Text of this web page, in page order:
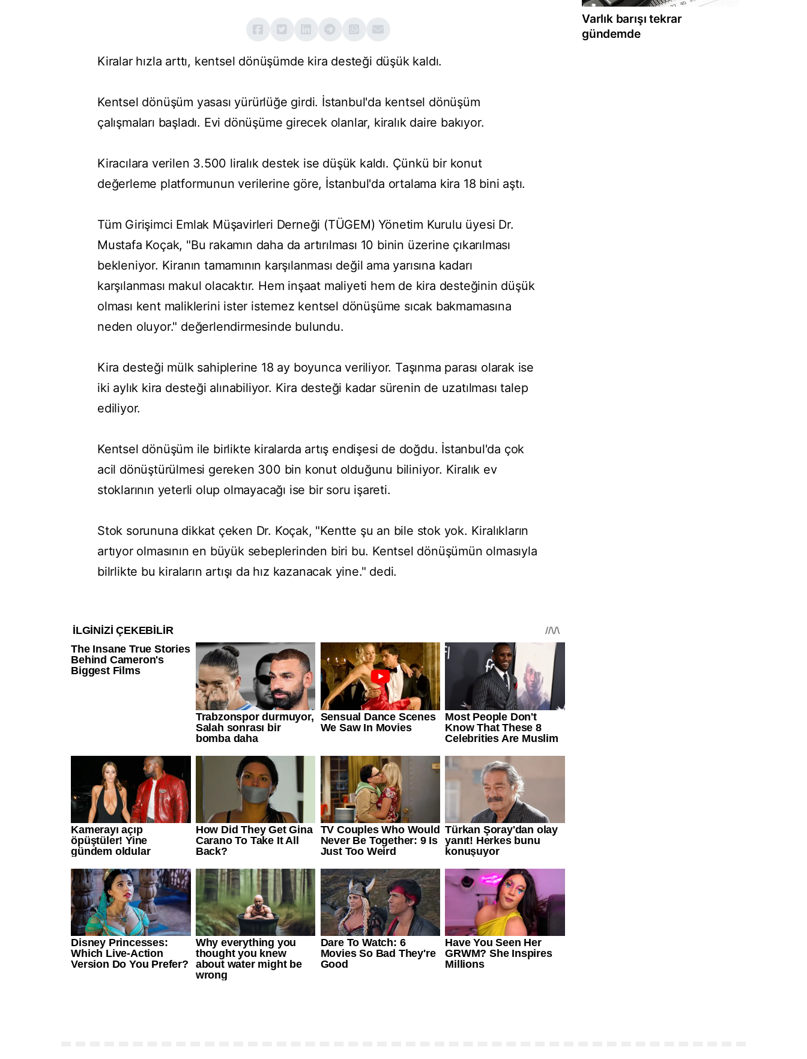
Kiralar hızla arttı, kentsel dönüşümde kira desteği düşük kaldı.
Kentsel dönüşüm yasası yürürlüğe girdi. İstanbul'da kentsel dönüşüm
çalışmaları başladı. Evi dönüşüme girecek olanlar, kiralık daire bakıyor.
Kiracılara verilen 3.500 liralık destek ise düşük kaldı. Çünkü bir konut
değerleme platformunun verilerine göre, İstanbul'da ortalama kira 18 bini aştı.
Tüm Girişimci Emlak Müşavirleri Derneği (TÜGEM) Yönetim Kurulu üyesi Dr.
Mustafa Koçak, "Bu rakamın daha da artırılması 10 binin üzerine çıkarılması
bekleniyor. Kiranın tamamının karşılanması değil ama yarısına kadarı
karşılanması makul olacaktır. Hem inşaat maliyeti hem de kira desteğinin düşük
olması kent maliklerini ister istemez kentsel dönüşüme sıcak bakmamasına
neden oluyor." değerlendirmesinde bulundu.
Kira desteği mülk sahiplerine 18 ay boyunca veriliyor. Taşınma parası olarak ise
iki aylık kira desteği alınabiliyor. Kira desteği kadar sürenin de uzatılması talep
ediliyor.
Kentsel dönüşüm ile birlikte kiralarda artış endişesi de doğdu. İstanbul'da çok
acil dönüştürülmesi gereken 300 bin konut olduğunu biliniyor. Kiralık ev
stoklarının yeterli olup olmayacağı ise bir soru işareti.
Stok sorununa dikkat çeken Dr. Koçak, "Kentte şu an bile stok yok. Kiralıkların
artıyor olmasının en büyük sebeplerinden biri bu. Kentsel dönüşümün olmasıyla
bilrlikte bu kiraların artışı da hız kazanacak yine." dedi.
Varlık barışı tekrar
gündemde